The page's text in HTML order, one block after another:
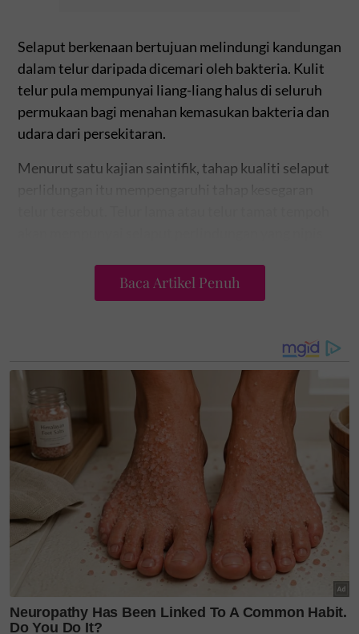
Selaput berkenaan bertujuan melindungi kandungan
dalam telur daripada dicemari oleh bakteria. Kulit
telur pula mempunyai liang-liang halus di seluruh
permukaan bagi menahan kemasukan bakteria dan
udara dari persekitaran.
Menurut satu kajian saintifik, tahap kualiti selaput
semakin terbuka.
Keadaan tersebutlah sebenarnya yang akan
menyebabkan telur mudah dicemari oleh bakteria!
Berikut merupakan cara mudah untuk mengenal
pasti telur masih selamat untuk digunakan:
Baca Artikel Penuh